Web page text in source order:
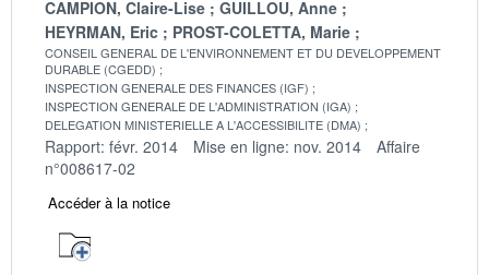
CAMPION, Claire-Lise
GUILLOU, Anne
HEYRMAN, Eric
PROST-COLETTA, Marie
CONSEIL GENERAL DE L'ENVIRONNEMENT ET DU DEVELOPPEMENT
DURABLE (CGEDD)
INSPECTION GENERALE DES FINANCES (IGF)
INSPECTION GENERALE DE L'ADMINISTRATION (IGA)
DELEGATION MINISTERIELLE A L'ACCESSIBILITE (DMA)
Rapport: févr. 2014 Mise en ligne: nov. 2014
Affaire
n°008617-02
Accéder à la notice